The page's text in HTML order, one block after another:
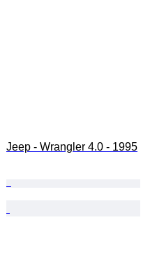
Jeep - Wrangler 4.0 - 1995